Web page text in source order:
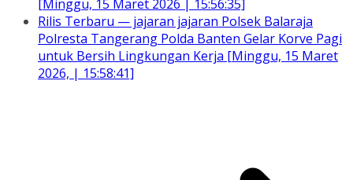
[Minggu, 15 Maret 2026 | 15:56:35]
Rilis Terbaru — jajaran jajaran Polsek Balaraja
Polresta Tangerang Polda Banten Gelar Korve Pagi
untuk Bersih Lingkungan Kerja [Minggu, 15 Maret
2026, | 15:58:41]